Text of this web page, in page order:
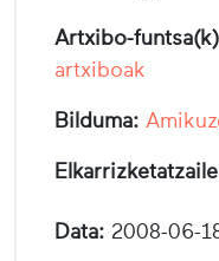
Artxibo-
artxiboak
Bilduma:
Data: 2008-06-